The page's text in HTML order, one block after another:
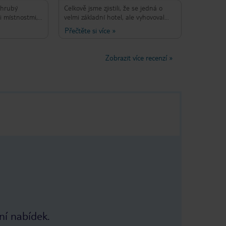
místnostmi,
umývat, a
noc, Žádná
Celkově jsme zjistili, že se jedná o
velmi základní hotel, ale vyhovoval
všem našim potřebám. Snídaně byla
pustina, která se skládala z vařených
Nedotkli jsme se snídaně, protože to
bylo absolutně disustantní a nemohli
Přečtěte si více»
Zobrazit více recenzí»
nabídek.